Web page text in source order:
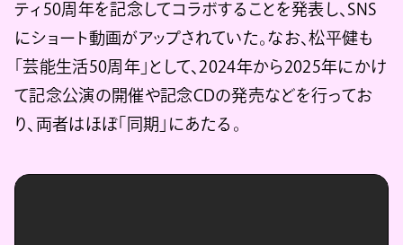
ティ50周年を記念してコラボすることを発表し、SNS
にショート動画がアップされていた。なお、松平健も
「芸能生活50周年」として、2024年から2025年にかけ
て記念公演の開催や記念CDの発売などを行ってお
り、両者はほぼ「同期」にあたる。